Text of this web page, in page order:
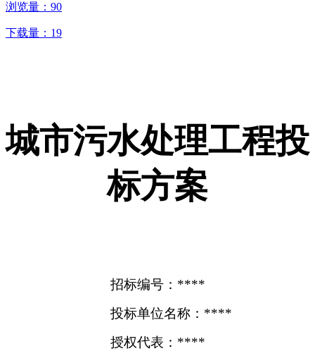
浏览量： 90
下载量： 19
城市污水处理工程投
标方案
招标编号：****
投标单位名称：****
授权代表：****